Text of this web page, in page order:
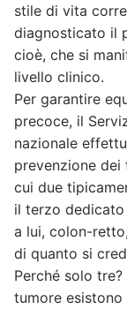
stile di vita
diagnosticato il
cioè, che si
livello clinico.
Per garantire
precoce, il
nazionale
prevenzione dei
cui due
il terzo dedicato
a lui, colon-
di quanto si
Perché solo
tumore esistono